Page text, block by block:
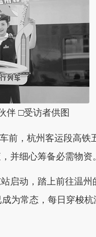
□受访者供图
，杭州客运段高铁
并细心筹备必需物资。
动，踏上前往温州
为常态，每日穿梭